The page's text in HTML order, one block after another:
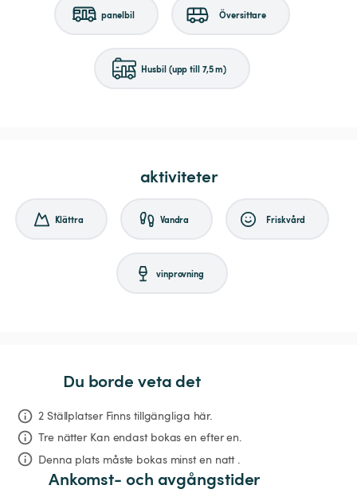
panelbil Översittare
Husbil (upp till 7,5 m)
aktiviteter
Klättra Vandra Friskvård
vinprovning
Du borde veta det
2 Ställplatser Finns tillgängliga här.
Tre nätter Kan endast bokas en efter en.
Denna plats måste bokas minst en natt .
Ankomst- och avgångstider